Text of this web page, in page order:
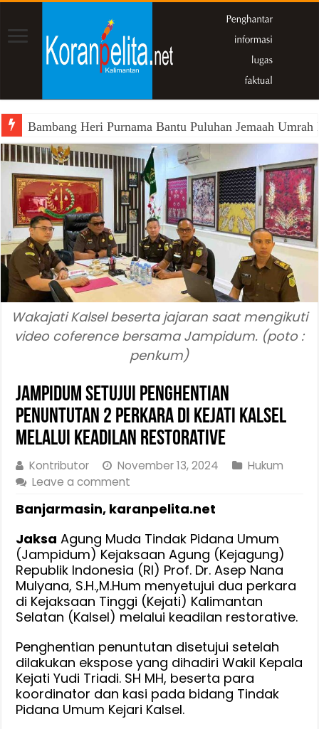
Bambang Heri Purnama Bantu Puluhan Jemaah
Wakajati Kalsel beserta jajaran saat mengikuti
video coference bersama Jampidum. (poto :
penkum)
Jampidum Setujui Penghentian
Penuntutan 2 Perkara di Kejati Kalsel
Melalui Keadilan Restorative
Kontributor November 13, 2024
Hukum
Leave a comment
Banjarmasin, karanpelita.net
Jaksa Agung Muda Tindak Pidana Umum
(Jampidum) Kejaksaan Agung (Kejagung)
Republik Indonesia (RI) Prof. Dr. Asep Nana
Mulyana, S.H.,M.Hum menyetujui dua perkara
di Kejaksaan Tinggi (Kejati) Kalimantan
Selatan (Kalsel) melalui keadilan restorative.
Penghentian penuntutan disetujui setelah
dilakukan ekspose yang dihadiri Wakil Kepala
Kejati Yudi Triadi. SH MH, beserta para
koordinator dan kasi pada bidang Tindak
Pidana Umum Kejari Kalsel.